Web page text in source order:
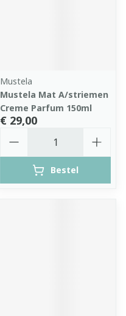
Mustela
Mustela Mat A/striemen
Creme Parfum 150ml
€ 29,00
Bestel